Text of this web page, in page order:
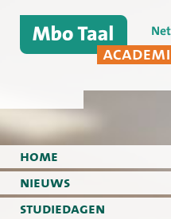
home
nieuws
studiedagen